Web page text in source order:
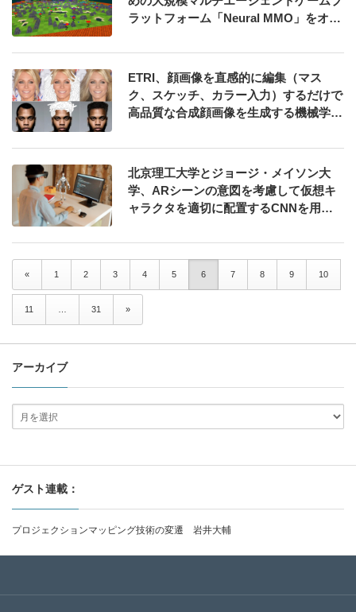
ラットフォーム「Neural MMO」をオー
ETRI、顔画像を直感的に編集（マス
ク、スケッチ、カラー入力）するだけで
高品質な合成顔画像を生成する機械学習
北京理工大学とジョージ・メイソン大
学、ARシーンの意図を考慮して仮想キ
ャラクタを適切に配置するCNNを用い
« 1 2 3 4 5 6 7 8 9 10
11 31 »
アーカイブ
ゲスト連載：
プロジェクションマッピング技術の変遷 岩井大輔